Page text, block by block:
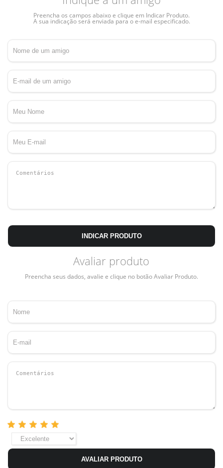
Preencha os campos abaixo e clique em Indicar Produto.
A sua indicação será enviada para o e-mail especificado.
INDICAR PRODUTO
Avaliar produto
Preencha seus dados, avalie e clique no botão Avaliar Produto.
AVALIAR PRODUTO